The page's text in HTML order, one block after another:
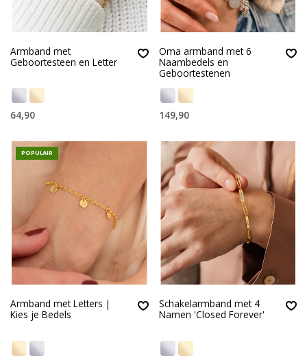
Armband met
Geboortesteen en Letter
64,90
Oma armband met 6
Naambedels en
Geboortestenen
149,90
POPULAIR
Armband met Letters |
Kies je Bedels
Schakelarmband met 4
Namen 'Closed Forever'